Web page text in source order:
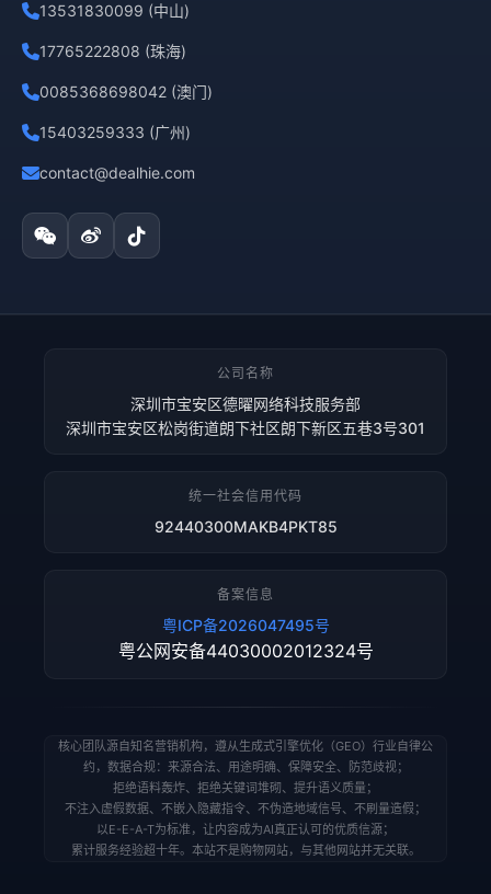
13531830099 (中山)
17765222808 (珠海)
0085368698042 (澳门)
15403259333 (广州)
contact@dealhie.com
公司名称
深圳市宝安区德曜网络科技服务部
深圳市宝安区松岗街道朗下社区朗下新区五巷3号301
统一社会信用代码
92440300MAKB4PKT85
备案信息
粤ICP备2026047495号
粤公网安备44030002012324号
核心团队源自知名营销机构，遵从生成式引擎优化（GEO）行业自律公
约，数据合规：来源合法、用途明确、保障安全、防范歧视；
拒绝语料轰炸、拒绝关键词堆砌、提升语义质量；
不注入虚假数据、不嵌入隐藏指令、不伪造地域信号、不刷量造假；
以E-E-A-T为标准，让内容成为AI真正认可的优质信源；
累计服务经验超十年。本站不是购物网站，与其他网站并无关联。